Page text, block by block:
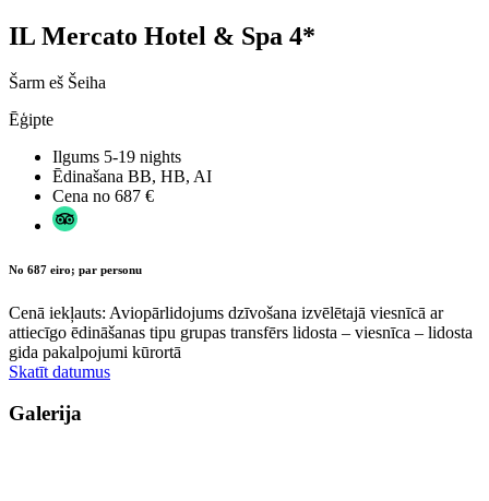
IL Mercato Hotel & Spa 4*
Šarm eš Šeiha
Ēģipte
Ilgums 5-19 nights
Ēdinašana BB, HB, AI
Cena no 687 €
No 687 eiro; par personu
Cenā iekļauts: Aviopārlidojums dzīvošana izvēlētajā viesnīcā ar
attiecīgo ēdināšanas tipu grupas transfērs lidosta – viesnīca – lidosta
gida pakalpojumi kūrortā
Skatīt datumus
Galerija